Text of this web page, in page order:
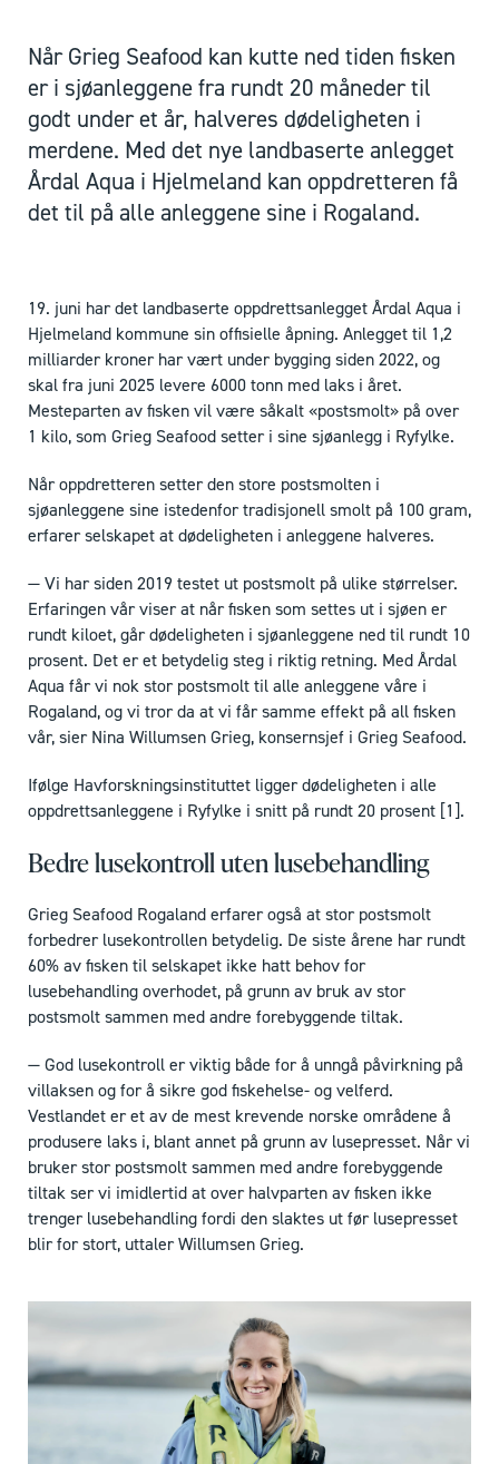
Når Grieg Seafood kan kutte ned tiden fisken
er i sjøanleggene fra rundt 20 måneder til
godt under et år, halveres dødeligheten i
merdene. Med det nye landbaserte anlegget
Årdal Aqua i Hjelmeland kan oppdretteren få
det til på alle anleggene sine i Rogaland.
19. juni har det landbaserte oppdrettsanlegget Årdal Aqua i
Hjelmeland kommune sin offisielle åpning. Anlegget til 1,2
milliarder kroner har vært under bygging siden 2022, og
skal fra juni 2025 levere 6000 tonn med laks i året.
Mesteparten av fisken vil være såkalt «postsmolt» på over
1 kilo, som Grieg Seafood setter i sine sjøanlegg i Ryfylke.
Når oppdretteren setter den store postsmolten i
sjøanleggene sine istedenfor tradisjonell smolt på 100 gram,
erfarer selskapet at dødeligheten i anleggene halveres.
— Vi har siden 2019 testet ut postsmolt på ulike størrelser.
Erfaringen vår viser at når fisken som settes ut i sjøen er
rundt kiloet, går dødeligheten i sjøanleggene ned til rundt 10
prosent. Det er et betydelig steg i riktig retning. Med Årdal
Aqua får vi nok stor postsmolt til alle anleggene våre i
Rogaland, og vi tror da at vi får samme effekt på all fisken
vår, sier Nina Willumsen Grieg, konsernsjef i Grieg Seafood.
Ifølge Havforskningsinstituttet ligger dødeligheten i alle
oppdrettsanleggene i Ryfylke i snitt på rundt 20 prosent [1].
Bedre lusekontroll uten lusebehandling
Grieg Seafood Rogaland erfarer også at stor postsmolt
forbedrer lusekontrollen betydelig. De siste årene har rundt
60% av fisken til selskapet ikke hatt behov for
lusebehandling overhodet, på grunn av bruk av stor
postsmolt sammen med andre forebyggende tiltak.
— God lusekontroll er viktig både for å unngå påvirkning på
villaksen og for å sikre god fiskehelse- og velferd.
Vestlandet er et av de mest krevende norske områdene å
produsere laks i, blant annet på grunn av lusepresset. Når vi
bruker stor postsmolt sammen med andre forebyggende
tiltak ser vi imidlertid at over halvparten av fisken ikke
trenger lusebehandling fordi den slaktes ut før lusepresset
blir for stort, uttaler Willumsen Grieg.